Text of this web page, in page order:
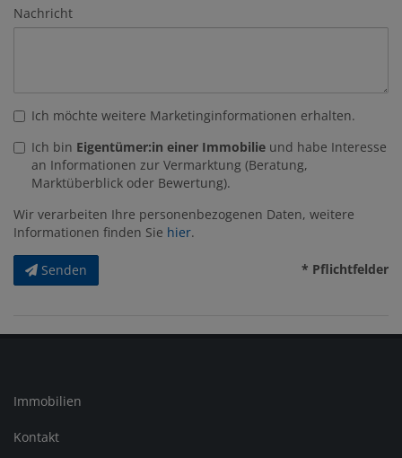
Nachricht
Ich möchte weitere Marketinginformationen erhalten.
Ich bin Eigentümer:in einer Immobilie und habe Interesse
an Informationen zur Vermarktung (Beratung,
Marktüberblick oder Bewertung).
Wir verarbeiten Ihre personenbezogenen Daten, weitere
Informationen finden Sie hier.
Senden * Pflichtfelder
Immobilien
Kontakt